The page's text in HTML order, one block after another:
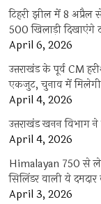
टिहरी झील में 8 अप्रैल
500 खिलाड़ी
April 6, 2026
उत्तराखंड के पूर्व CM
एकजुट, चुनाव में
April 4, 2026
उत्तराखंड खनन विभाग
April 4, 2026
Himalayan 750 से
सिलिंडर वाली ये
April 3, 2026